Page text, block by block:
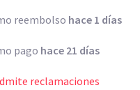
reembolso hace 1 días
pago hace 21 días
reclamaciones